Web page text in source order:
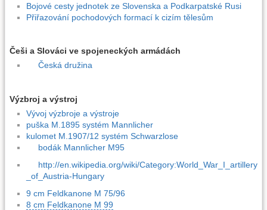
Bojové cesty jednotek ze Slovenska a Podkarpatské Rusi
Přiřazování pochodových formací k cizím tělesům
Češi a Slováci ve spojeneckých armádách
Česká družina
Výzbroj a výstroj
Vývoj výzbroje a výstroje
puška M.1895 systém Mannlicher
kulomet M.1907/12 systém Schwarzlose
bodák Mannlicher M95
http://en.wikipedia.org/wiki/Category:World_War_I_artillery
_of_Austria-Hungary
9 cm Feldkanone M 75/96
8 cm Feldkanone M 99